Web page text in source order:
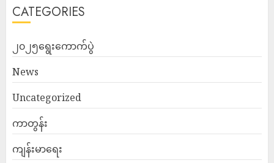
CATEGORIES
၂၀၂၅ရွေးကောက်ပွဲ
News
Uncategorized
ကာတွန်း
ကျန်းမာရေး